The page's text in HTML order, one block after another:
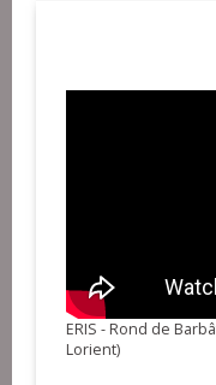
ERIS - Rond de
Lorient)